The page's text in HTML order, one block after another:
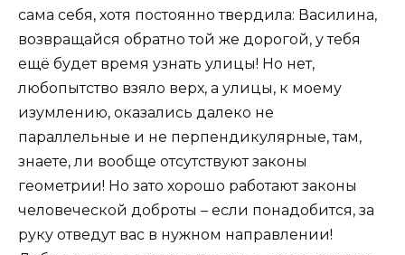
сама себя, хотя постоянно твердила: Василина,
возвращайся обратно той же дорогой, у тебя
ещё будет время узнать улицы! Но нет,
любопытство взяло верх, а улицы, к моему
изумлению, оказались далеко не
параллельные и не перпендикулярные, там,
знаете, ли вообще отсутствуют законы
геометрии! Но зато хорошо работают законы
человеческой доброты – если понадобится, за
руку отведут вас в нужном направлении!